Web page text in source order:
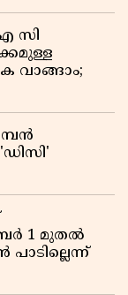
സി
വാങ്ങാം;
1 മുതൽ